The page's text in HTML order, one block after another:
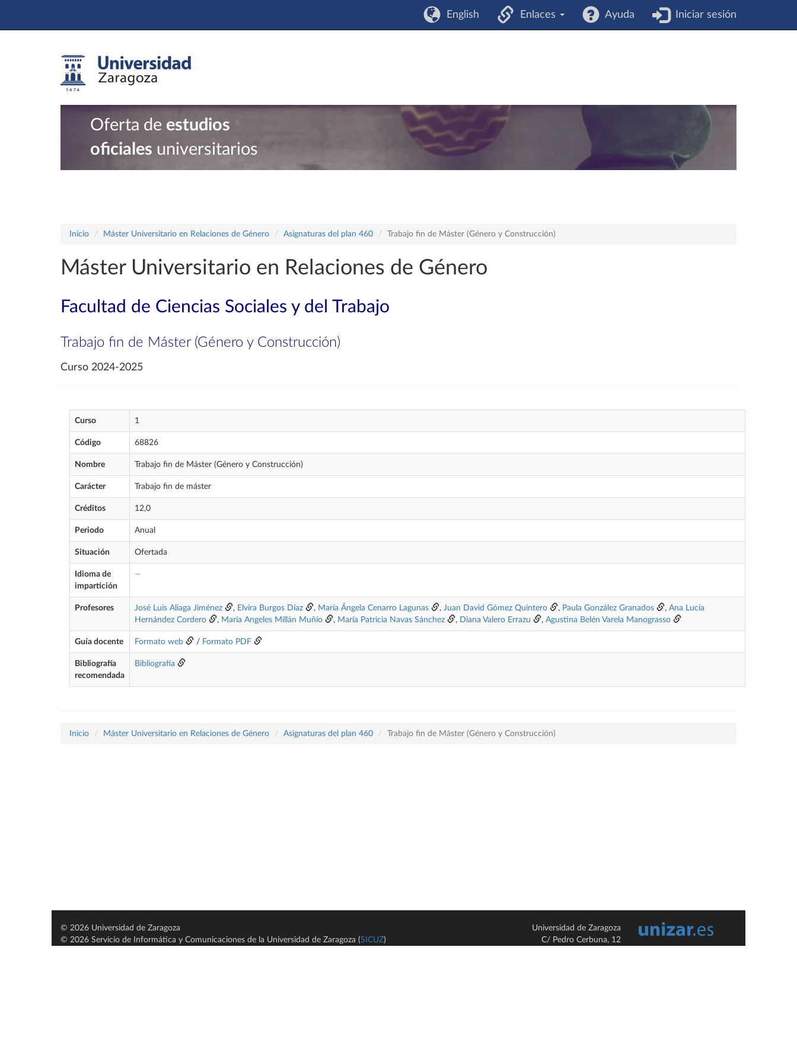
English Enlaces Ayuda Iniciar sesión
Oferta de estudios
oficiales universitarios
Inicio Máster Universitario en Relaciones de Género Asignaturas del plan 460 Trabajo fin de Máster (Género y Construcción)
Máster Universitario en Relaciones de Género
Facultad de Ciencias Sociales y del Trabajo
Trabajo fin de Máster (Género y Construcción)
Curso 2024-2025
Curso 1
Código 68826
Nombre Trabajo fin de Máster (Género y Construcción)
Carácter Trabajo fin de máster
Créditos 12,0
Periodo Anual
Situación Ofertada
Idioma de
impartición
—
Profesores José Luis Aliaga Jiménez , Elvira Burgos Díaz , María Ángela Cenarro Lagunas , Juan David Gómez Quintero , Paula González Granados , Ana Lucía
Hernández Cordero
, María Angeles Millán Muñío , María Patricia Navas Sánchez , Diana Valero Errazu , Agustina Belén Varela Manograsso
Guía docente Formato web / Formato PDF
Bibliografía
recomendada
Bibliografía
Inicio Máster Universitario en Relaciones de Género Asignaturas del plan 460 Trabajo fin de Máster (Género y Construcción)
© 2026 Universidad de Zaragoza
© 2026 Servicio de Informática y Comunicaciones de la Universidad de Zaragoza (SICUZ)
Universidad de Zaragoza
C/ Pedro Cerbuna, 12